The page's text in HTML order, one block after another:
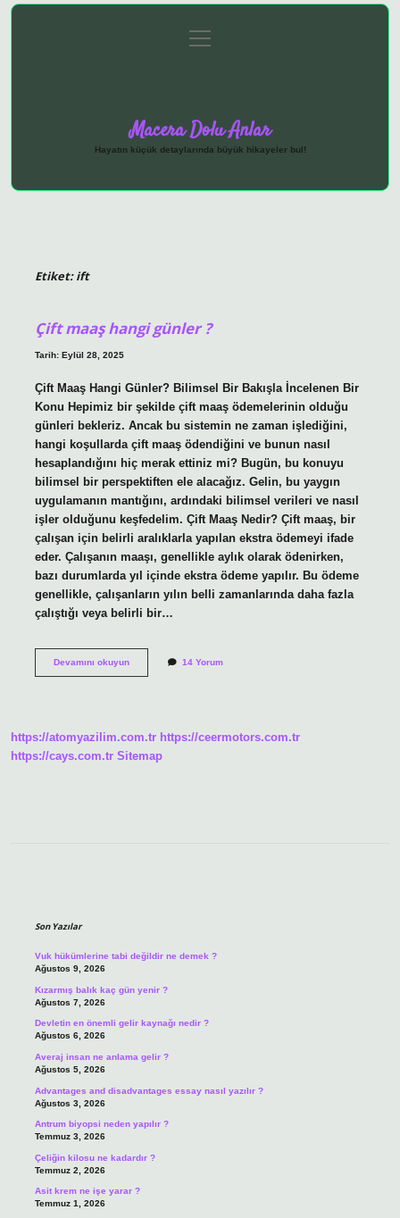
Gizlilik Politikası
menüyü
aç
Macera Dolu Anlar
Hayatın küçük detaylarında büyük hikayeler bul!
Etiket:ift
Çift maaş hangi günler ?
Tarih: Eylül 28, 2025
Çift Maaş Hangi Günler? Bilimsel Bir Bakışla İncelenen Bir
Konu Hepimiz bir şekilde çift maaş ödemelerinin olduğu
günleri bekleriz. Ancak bu sistemin ne zaman işlediğini,
hangi koşullarda çift maaş ödendiğini ve bunun nasıl
hesaplandığını hiç merak ettiniz mi? Bugün, bu konuyu
bilimsel bir perspektiften ele alacağız. Gelin, bu yaygın
uygulamanın mantığını, ardındaki bilimsel verileri ve nasıl
işler olduğunu keşfedelim. Çift Maaş Nedir? Çift maaş, bir
çalışan için belirli aralıklarla yapılan ekstra ödemeyi ifade
eder. Çalışanın maaşı, genellikle aylık olarak ödenirken,
bazı durumlarda yıl içinde ekstra ödeme yapılır. Bu ödeme
genellikle, çalışanların yılın belli zamanlarında daha fazla
çalıştığı veya belirli bir…
Devamını okuyunÇift
14 Yorum
https://atomyazilim.com.tr https://ceermotors.com.tr
https://cays.com.tr Sitemap
Son Yazılar
Vuk hükümlerine tabi değildir ne demek ?
Ağustos 9, 2026
Kızarmış balık kaç gün yenir ?
Ağustos 7, 2026
Devletin en önemli gelir kaynağı nedir ?
Ağustos 6, 2026
Averaj insan ne anlama gelir ?
Ağustos 5, 2026
Advantages and disadvantages essay nasıl yazılır ?
Ağustos 3, 2026
Antrum biyopsi neden yapılır ?
Temmuz 3, 2026
Çeliğin kilosu ne kadardır ?
Temmuz 2, 2026
Asit krem ne işe yarar ?
Temmuz 1, 2026